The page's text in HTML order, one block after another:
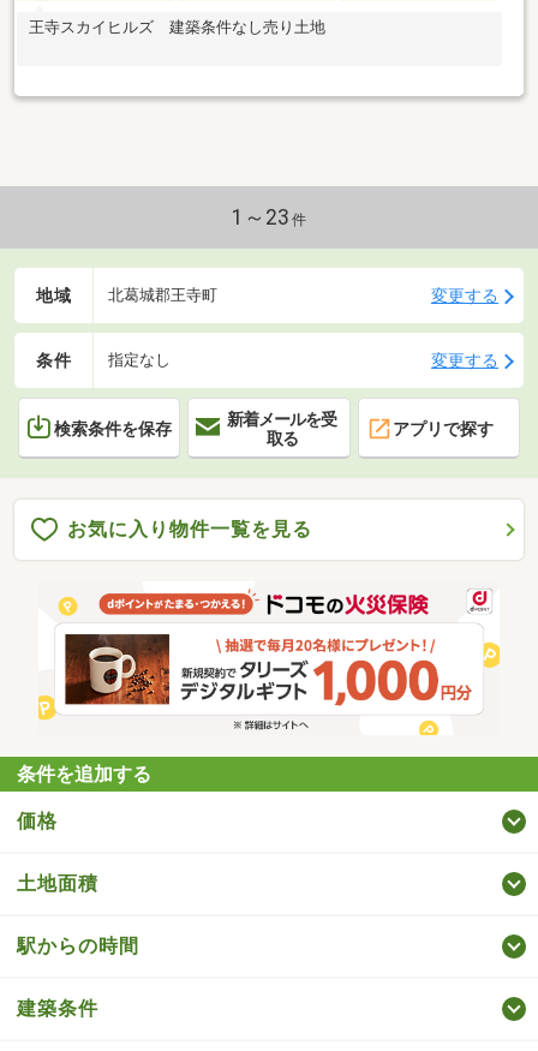
王寺スカイヒルズ 建築条件なし売り土地
1～23 件
地域 北葛城郡王寺町 変更する
条件 指定なし 変更する
検索条件を保存
新着メールを受
取る
アプリで探す
お気に入り物件一覧を見る
条件を追加する
価格
土地面積
駅からの時間
建築条件